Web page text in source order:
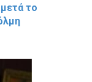
το